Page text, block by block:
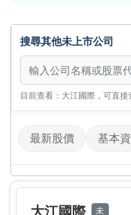
搜尋其他未上市公司
搜尋其他未上市公司
目前查看：大江國際，可直
最新股價 基本
大江國際 未